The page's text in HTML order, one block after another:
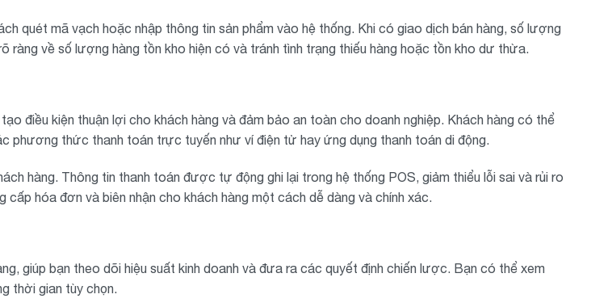
quét mã vạch hoặc nhập thông tin sản phẩm vào hệ thống. Khi có giao dịch bán hàng, số lượng
về số lượng hàng tồn kho hiện có và tránh tình trạng thiếu hàng hoặc tồn kho dư thừa.
điều kiện thuận lợi cho khách hàng và đảm bảo an toàn cho doanh nghiệp. Khách hàng có thể
phương thức thanh toán trực tuyến như ví điện tử hay ứng dụng thanh toán di động.
hàng. Thông tin thanh toán được tự động ghi lại trong hệ thống POS, giảm thiểu lỗi sai và rủi ro
hóa đơn và biên nhận cho khách hàng một cách dễ dàng và chính xác.
giúp bạn theo dõi hiệu suất kinh doanh và đưa ra các quyết định chiến lược. Bạn có thể xem
thời gian tùy chọn.